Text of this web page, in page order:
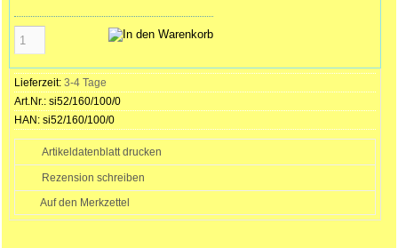
Lieferzeit: 3-4 Tage
Art.Nr.: si52/160/100/0
HAN: si52/160/100/0
Artikeldatenblatt drucken
Rezension schreiben